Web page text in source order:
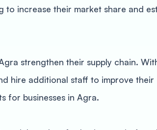
increase their market share and
strengthen their supply chain.
hire additional staff to improve
for businesses in Agra.